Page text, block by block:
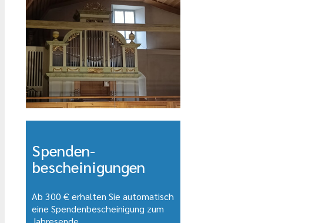
Spenden-
bescheinigungen
Ab 300 € erhalten Sie automatisch
eine Spendenbescheinigung zum